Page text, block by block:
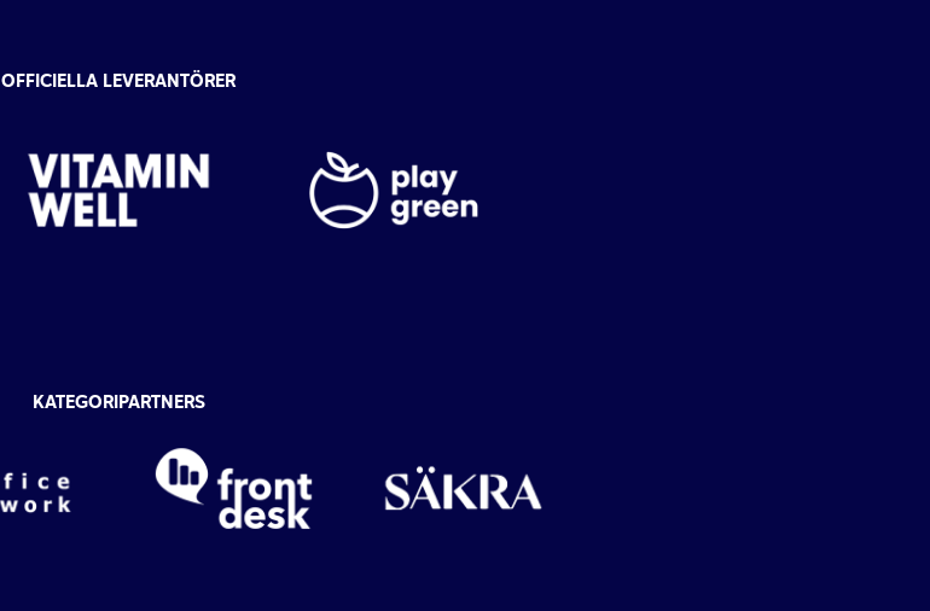
OFFICIELLA LEVERANTÖRER
KATEGORIPARTNERS